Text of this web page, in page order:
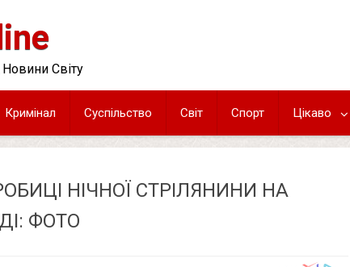
Світу
Кримінал Суспільство Світ Спорт Цікаво
НІЧНОЇ СТРІЛЯНИНИ НА
ФОТО